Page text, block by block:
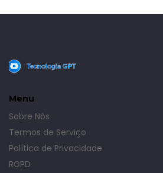
Menu
Sobre Nós
Termos de Serviço
Política de Privacidade
RGPD